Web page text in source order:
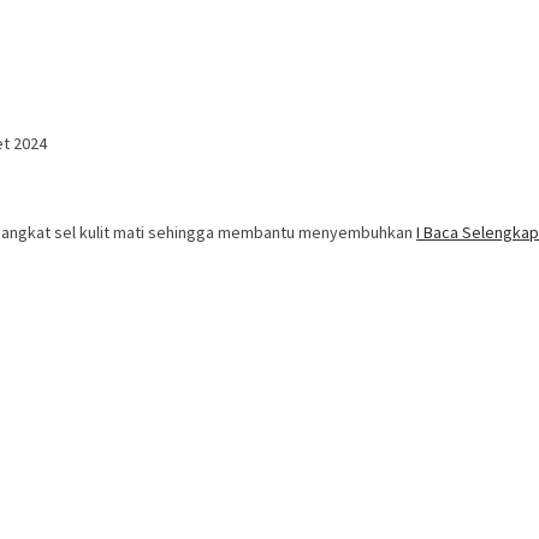
2024
sel kulit mati sehingga membantu menyembuhkan I Baca